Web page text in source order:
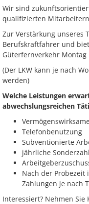
Wir sind
qualifizierten
Zur Verstärkung unseres
Berufskraftfahrer und
Güterfernverkehr Montag
(Der LKW kann je nach
werden)
Welche Leistungen
abwechslungsreichen
Telefonbenutzung
Subventionierte
jährliche
Nach der Probezeit
Zahlungen je nach
Interessiert? Nehmen